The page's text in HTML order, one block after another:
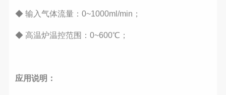
◆输入气体流量：0~1000ml/min；
◆高温炉温控范围：0~600℃；
应用说明：